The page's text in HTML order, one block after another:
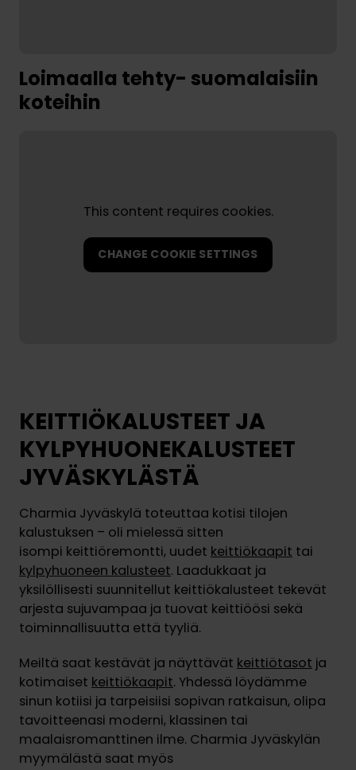
Loimaalla tehty- suomalaisiin
koteihin
This content requires cookies.
CHANGE COOKIE SETTINGS
KEITTIÖKALUSTEET JA
KYLPYHUONEKALUSTEET
JYVÄSKYLÄSTÄ
Charmia Jyväskylä toteuttaa kotisi tilojen
kalustuksen – oli mielessä sitten
isompi keittiöremontti, uudet keittiökaapit tai
kylpyhuoneen kalusteet. Laadukkaat ja
yksilöllisesti suunnitellut keittiökalusteet tekevät
arjesta sujuvampaa ja tuovat keittiöösi sekä
toiminnallisuutta että tyyliä.
Meiltä saat kestävät ja näyttävät keittiötasot ja
kotimaiset keittiökaapit. Yhdessä löydämme
sinun kotiisi ja tarpeisiisi sopivan ratkaisun, olipa
tavoitteenasi moderni, klassinen tai
maalaisromanttinen ilme. Charmia Jyväskylän
myymälästä saat myös